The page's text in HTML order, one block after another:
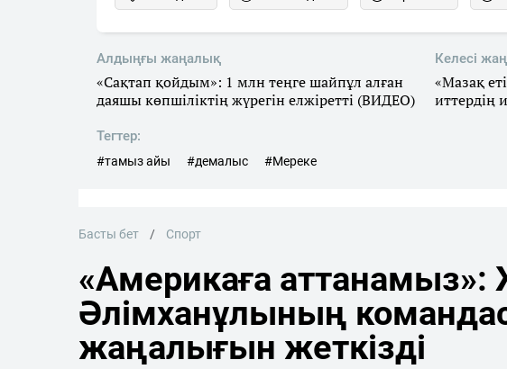
Алдыңғы жаңалық
«Сақтап қойдым»: 1 млн теңге шайпұл алған
даяшы көпшіліктің жүрегін елжіретті (ВИДЕО)
Келесі
«Мазақ
иттердің
Тегтер:
#тамыз айы #демалыс #Мереке
Басты бет Спорт
«Америкаға аттанамыз»:
Әлімханұлының
жаңалығын жеткізді